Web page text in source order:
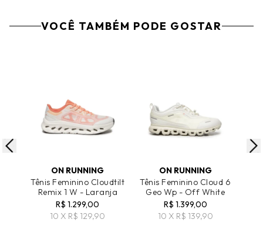
VOCÊ TAMBÉM PODE GOSTAR
ON RUNNING
Tênis Feminino Cloudtilt
Remix 1 W - Laranja
R$ 1.299,00
10 X R$ 129,90
ON RUNNING
Tênis Feminino Cloud 6
Geo Wp - Off White
R$ 1.399,00
10 X R$ 139,90